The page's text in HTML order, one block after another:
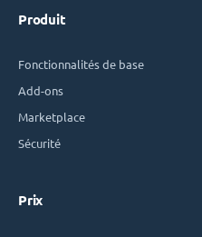
Produit
Fonctionnalités de base
Add-ons
Marketplace
Sécurité
Prix